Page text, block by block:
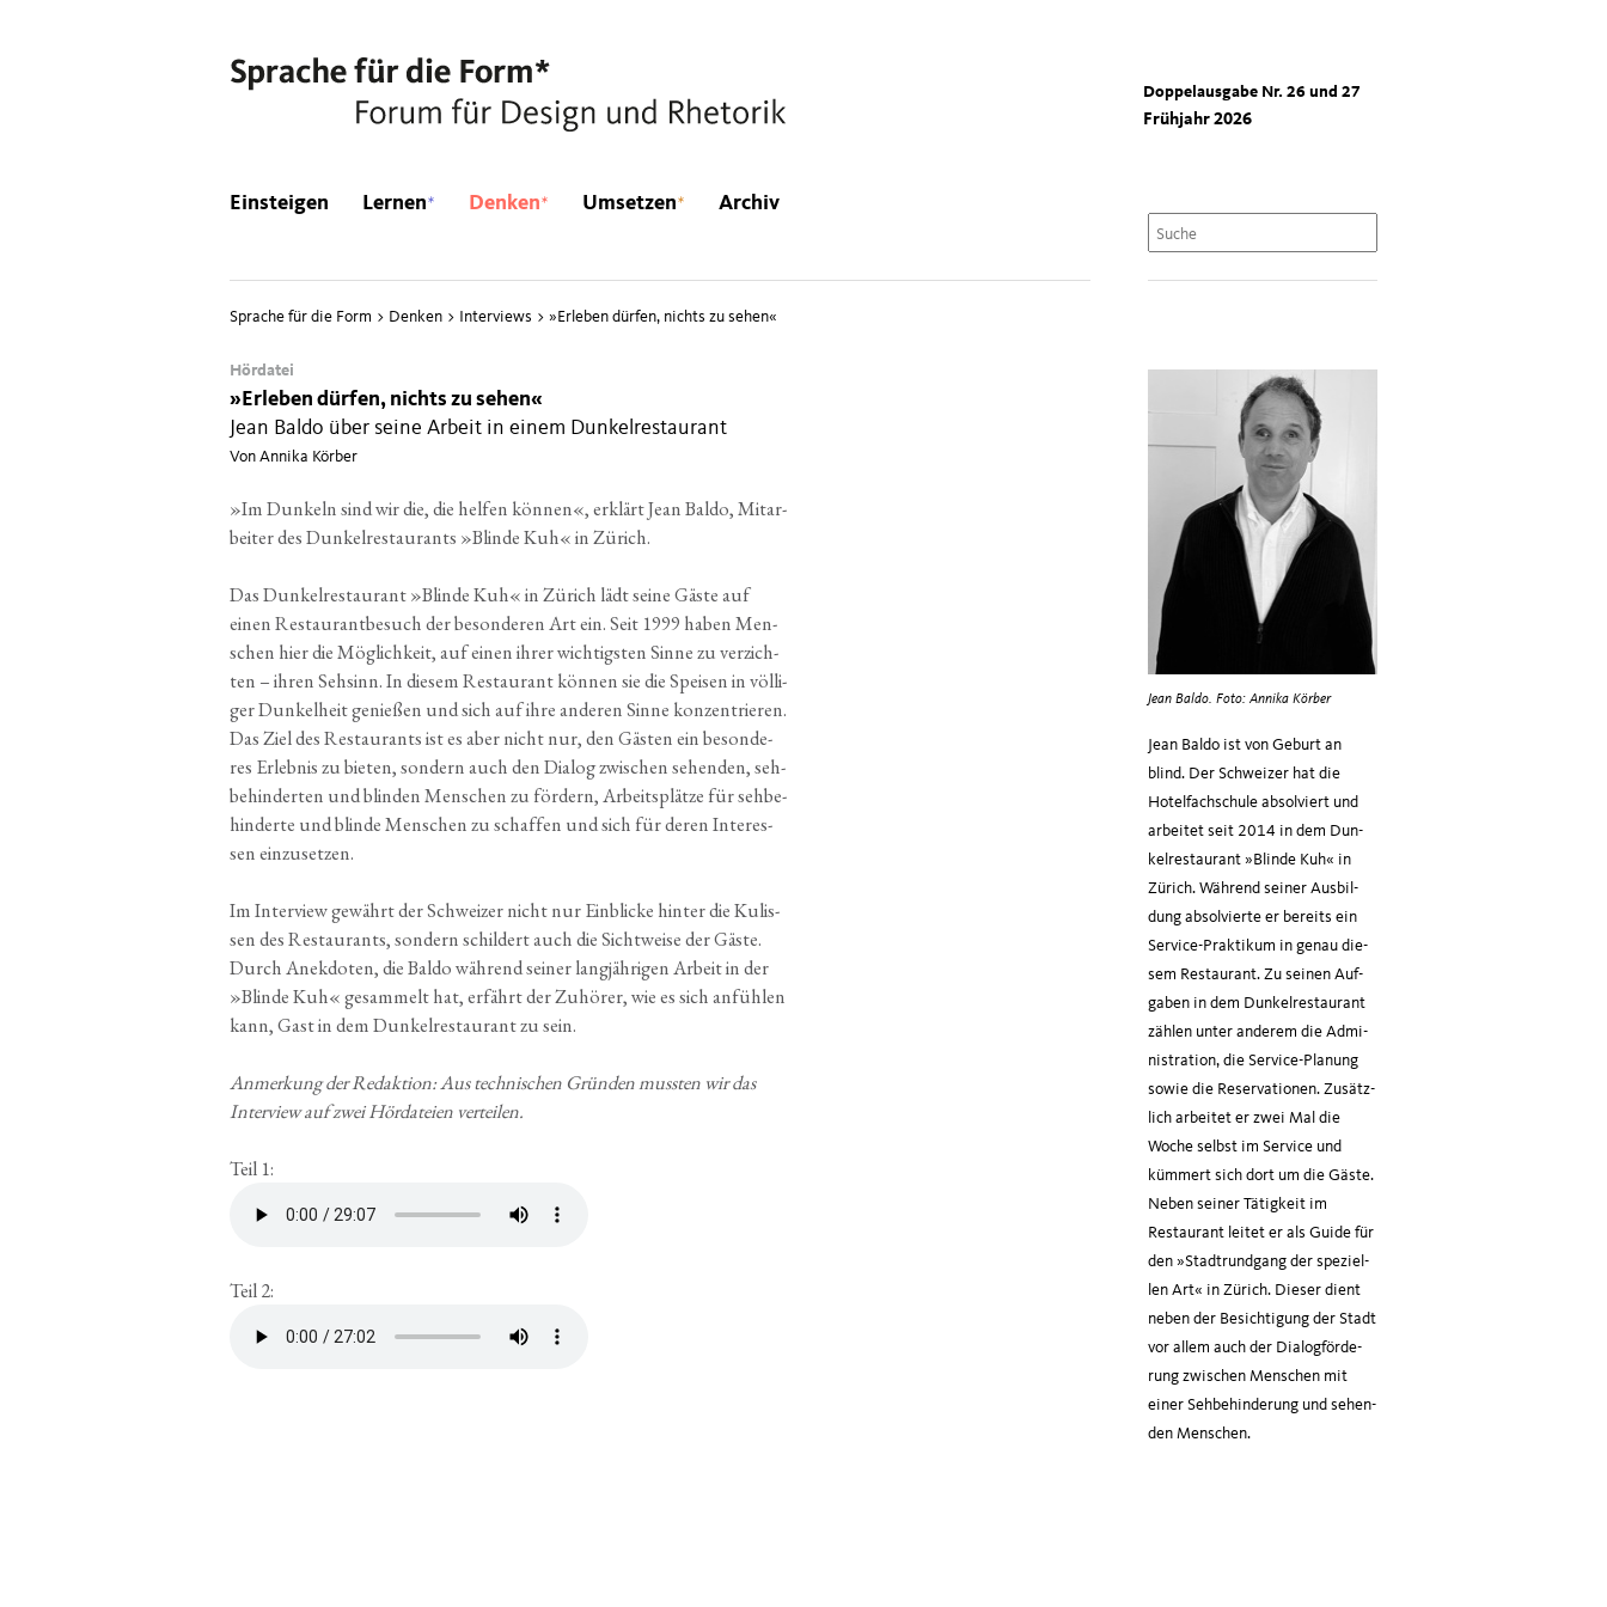
Einsteigen Lernen* Denken* Umsetzen* Archiv
Doppelausgabe Nr. 26 und 27
Frühjahr 2026
Sprache für die Form > Denken > Interviews > » Erleben dürfen, nichts zu sehen«
Hördatei
» Erleben dürfen, nichts zu sehen«
Jean Baldo über seine Arbeit in einem Dunkelrestaurant
Von Annika Körber
»Im Dun­keln sind wir die, die hel­fen kön­nen«, erklärt Jean Bal­do, Mit­ar­
bei­ter des Dun­kel­re­stau­rants »Blin­de Kuh« in Zürich.
Das Dun­kel­re­stau­rant »Blin­de Kuh« in Zürich lädt sei­ne Gäs­te auf
einen Restau­rant­be­such der beson­de­ren Art ein. Seit 1999 haben Men­
schen hier die Mög­lich­keit, auf einen ihrer wich­tigs­ten Sin­ne zu ver­zich­
ten – ihren Seh­sinn. In die­sem Restau­rant kön­nen sie die Spei­sen in völ­li­
ger Dun­kel­heit genie­ßen und sich auf ihre ande­ren Sin­ne kon­zen­trie­ren.
Das Ziel des Restau­rants ist es aber nicht nur, den Gäs­ten ein beson­de­
res Erleb­nis zu bie­ten, son­dern auch den Dia­log zwi­schen sehen­den, seh­
be­hin­der­ten und blin­den Men­schen zu för­dern, Arbeits­plät­ze für seh­be­
hin­der­te und blin­de Men­schen zu schaf­fen und sich für deren Inter­es­
sen einzusetzen.
Im Inter­view gewährt der Schwei­zer nicht nur Ein­bli­cke hin­ter die Kulis­
sen des Restau­rants, son­dern schil­dert auch die Sicht­wei­se der Gäs­te.
Durch Anek­do­ten, die Bal­do wäh­rend sei­ner lang­jäh­ri­gen Arbeit in der
»Blin­de Kuh« gesam­melt hat, erfährt der Zuhö­rer, wie es sich anfüh­len
kann, Gast in dem Dun­kel­re­stau­rant zu sein.
Anmer­kung der Redak­ti­on: Aus tech­ni­schen Grün­den muss­ten wir das
Inter­view auf zwei Hör­da­tei­en verteilen.
Teil 1:
Teil 2:
Jean Baldo. Foto: Annika Körber
Jean Bal­do ist von Geburt an
blind. Der Schwei­zer hat die
Hotel­fach­schu­le absol­viert und
arbei­tet seit 2014 in dem Dun­
kel­re­stau­rant »Blin­de Kuh« in
Zürich. Wäh­rend sei­ner Aus­bil­
dung absol­vier­te er bereits ein
Ser­vice-Prak­ti­kum in genau die­
sem Restau­rant. Zu sei­nen Auf­
ga­ben in dem Dun­kel­re­stau­rant
zäh­len unter ande­rem die Admi­
nis­tra­ti­on, die Ser­vice-Pla­nung
sowie die Reser­va­tio­nen. Zusätz­
lich arbei­tet er zwei Mal die
Woche selbst im Ser­vice und
küm­mert sich dort um die Gäs­te.
Neben sei­ner Tätig­keit im
Restau­rant lei­tet er als Gui­de für
den »Stadt­rund­gang der spe­zi­el­
len Art« in Zürich. Die­ser dient
neben der Besich­ti­gung der Stadt
vor allem auch der Dia­log­för­de­
rung zwi­schen Men­schen mit
einer Seh­be­hin­de­rung und sehen­
den Menschen.